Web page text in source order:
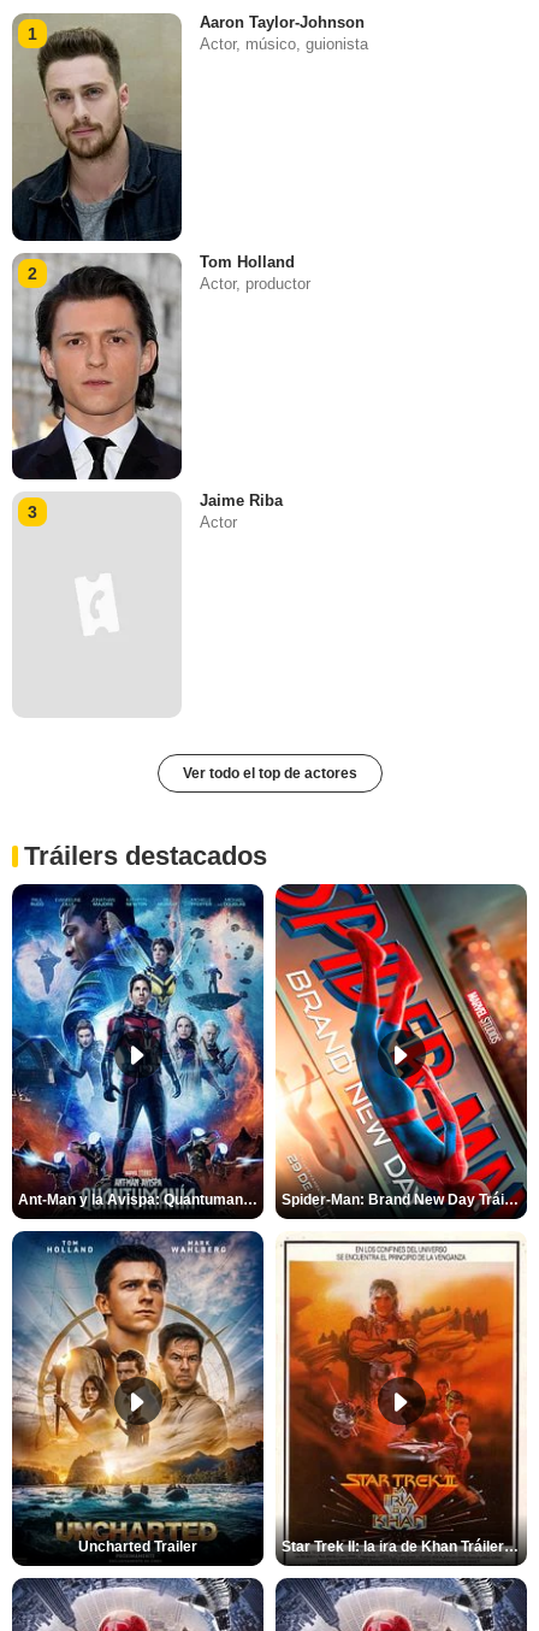
1
Aaron Taylor-Johnson
Actor, músico, guionista
2
Tom Holland
Actor, productor
3
Jaime Riba
Actor
Ver todo el top de actores
Tráilers destacados
Ant-Man y la Avispa: Quantumanía Tráiler (2) Spider-Man: Brand New Day Tráiler (3)
Uncharted Trailer Star Trek II: la ira de Khan Tráiler VO